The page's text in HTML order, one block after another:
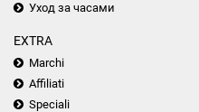
Уход за часами
EXTRA
Marchi
Affiliati
Speciali